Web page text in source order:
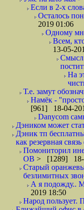
Если в 2-х
Осталось
2019 01:06
Одному
Всем,
13-05-
Смысл
На
Т.е. замут
Намёк -
[961] 18-04-
Danycom
Дэником может
Дэник тп
как резервная
Помониторил
ОВ > [1289] 18-
Старый
безлимитных
А я подожду..
2019 18:50
Народ пользует.